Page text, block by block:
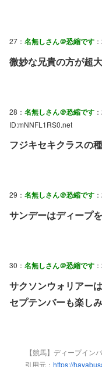
27： 名無しさん＠恐縮です
微妙な兄貴の方が超
28： 名無しさん＠恐縮です
ID:mNNFL1RS0.net
フジキセキクラスの
29： 名無しさん＠恐縮です
サンデーはディープ
30： 名無しさん＠恐縮です
サクソンウォリアー
セプテンバーも楽し
【競馬】ディープイン
引用元： https://